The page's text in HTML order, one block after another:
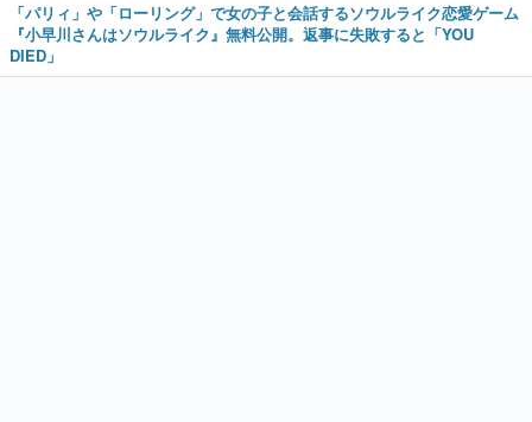
「パリィ」や「ローリング」で女の子と会話するソウルライク恋愛ゲーム
『小早川さんはソウルライク』無料公開。返事に失敗すると「YOU
DIED」